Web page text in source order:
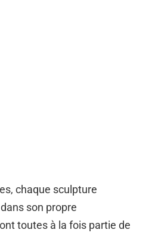
chaque sculpture
son propre
toutes à la fois partie de